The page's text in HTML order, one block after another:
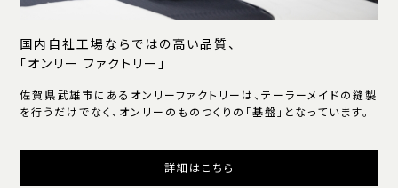
国内自社工場ならではの高い品質、
「オンリー ファクトリー」
佐賀県武雄市にあるオンリーファクトリーは、テーラーメイドの縫製
を行うだけでなく、オンリーのものつくりの「基盤」となっています。
詳細はこちら